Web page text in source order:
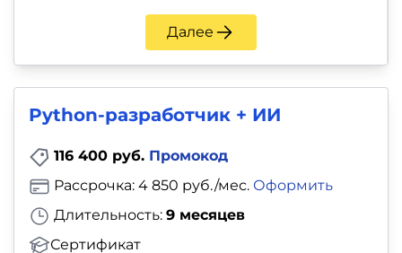
Далее
Python-разработчик + ИИ
116 400 руб. Промокод
Длительность: 9 месяцев
Сертификат
Рассрочка: 4 850 руб./мес. Оформить